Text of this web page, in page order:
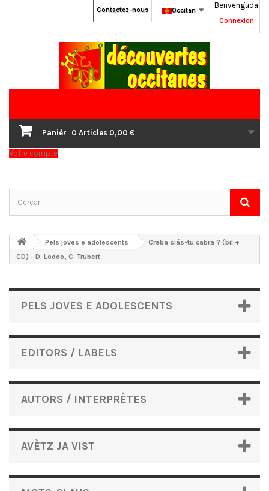
Benvenguda
Connexion
Occitan
Contactez-nous
Panièr 0 Articles 0,00 €
Votre compte
Pels joves e adolescents
Craba siás-tu cabra ? (bil +
CD) - D. Loddo, C. Trubert
PELS JOVES E ADOLESCENTS
EDITORS / LABELS
AUTORS / INTERPRÈTES
AVÈTZ JA VIST